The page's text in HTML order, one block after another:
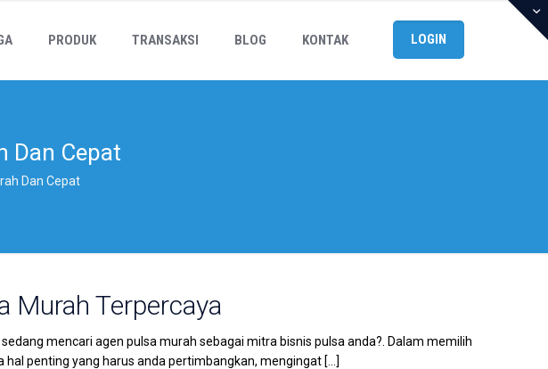
PRODUK TRANSAKSI BLOG KONTAK LOGIN
Dan Cepat
Dan Cepat
Murah Terpercaya
mencari agen pulsa murah sebagai mitra bisnis pulsa anda?. Dalam memilih
hal penting yang harus anda pertimbangkan, mengingat[…]